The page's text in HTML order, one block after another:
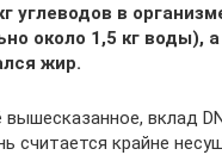
углеводов в
около 1,5 кг воды),
жир.
вклад
считается крайне